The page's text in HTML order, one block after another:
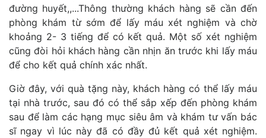
đường huyết,,...Thông thường khách hàng sẽ cần đến
phòng khám từ sớm để lấy máu xét nghiệm và chờ
khoảng 2- 3 tiếng để có kết quả. Một số xét nghiệm
cũng đòi hỏi khách hàng cần nhịn ăn trước khi lấy máu
để cho kết quả chính xác nhất.
Giờ đây, với quà tặng này, khách hàng có thể lấy máu
tại nhà trước, sau đó có thể sắp xếp đến phòng khám
sau để làm các hạng mục siêu âm và khám tư vấn bác
sĩ ngay vì lúc này đã có đầy đủ kết quả xét nghiệm.